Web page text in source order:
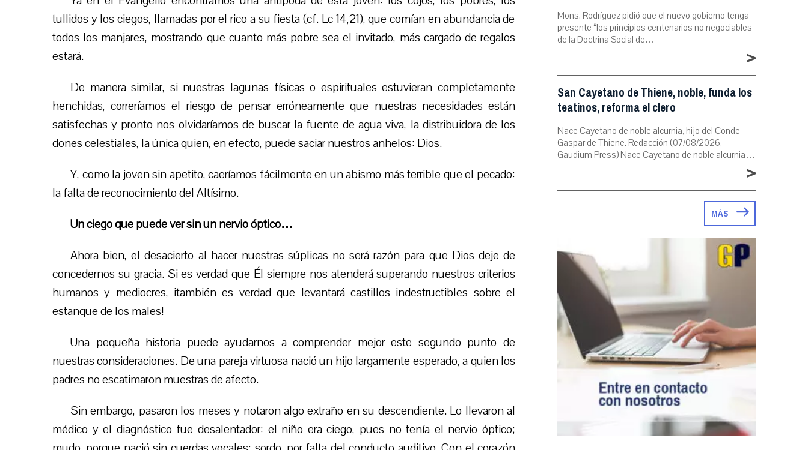
tullidos y los ciegos, llamadas por el rico a su fiesta (cf. Lc 14,21), que comíanen abundancia de
todos los manjares, mostrando que cuanto más pobresea el invitado, más cargado de regalos
estará.
De manera similar, si nuestras lagunas físicas o espirituales estuvieran completamente
henchidas, correríamos el riesgo de pensar erróneamente que nuestras necesidades están
satisfechas y pronto nos olvidaríamos de buscar la fuente de agua viva, la distribuidora de los
dones celestiales, la única quien, en efecto, puede saciar nuestros anhelos: Dios.
Y, como la joven sin apetito, caeríamos fácilmente en un abismo más terrible que el pecado:
la falta de reconocimiento del Altísimo.
Un ciego que puede ver sin un nervio óptico…
Ahora bien, eldesacierto al hacer nuestras súplicas no será razón para que Dios deje de
concedernos su gracia. Si es verdad que Él siempre nos atenderásuperando nuestros criterios
humanos y mediocres, ¡también es verdad que levantará castillos indestructibles sobre el
estanque de los males!
Una pequeña historia puede ayudarnos a comprender mejor este segundo punto de
nuestras consideraciones. De una pareja virtuosa nació un hijo largamente esperado, a quien los
padres no escatimaron muestras de afecto.
Sin embargo, pasaron los meses y notaron algo extraño en su descendiente. Lo llevaron al
médico y el diagnóstico fue desalentador: el niño era ciego, pues no tenía el nervio óptico;
Mons. Rodríguez pidió que el nuevo gobierno tenga
presente “los principios centenarios no negociables
de la Doctrina Social de…
>
San Cayetano de Thiene, noble, funda los
teatinos, reforma el clero
Nace Cayetano de noble alcurnia, hijo del Conde
Gaspar de Thiene. Redacción (07/08/2026,
Gaudium Press) Nace Cayetano de noble alcurnia…
>
MÁS